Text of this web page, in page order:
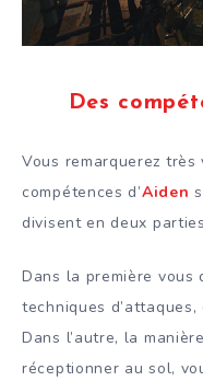
Des
Vous remarquerez
compétences d’Aiden
divisent en deux
Dans la première vous
techniques
Dans l’autre, la
réceptionner au sol,